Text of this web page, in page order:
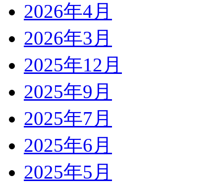
2026年4月
2026年3月
2025年12月
2025年9月
2025年7月
2025年6月
2025年5月